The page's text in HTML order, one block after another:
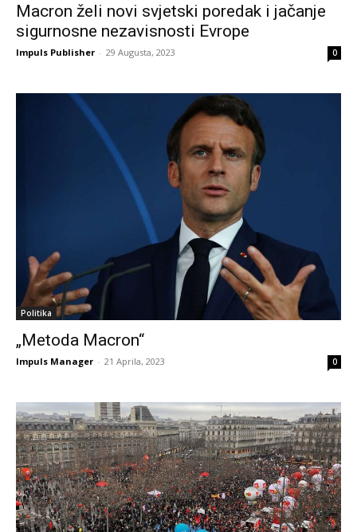
Macron želi novi svjetski poredak i jačanje
sigurnosne nezavisnosti Evrope
Impuls Publisher - 29 Augusta, 2023 0
Politika
„Metoda Macron“
Impuls Manager - 21 Aprila, 2023 0